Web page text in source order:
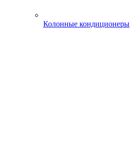
Колонные кондиционеры